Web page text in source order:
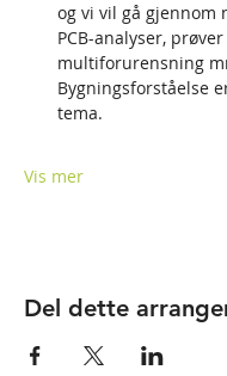
og vi vil gå gjennom
PCB-analyser,
multiforurensning
Bygningsforståelse
tema.
Vis mer
Del dette